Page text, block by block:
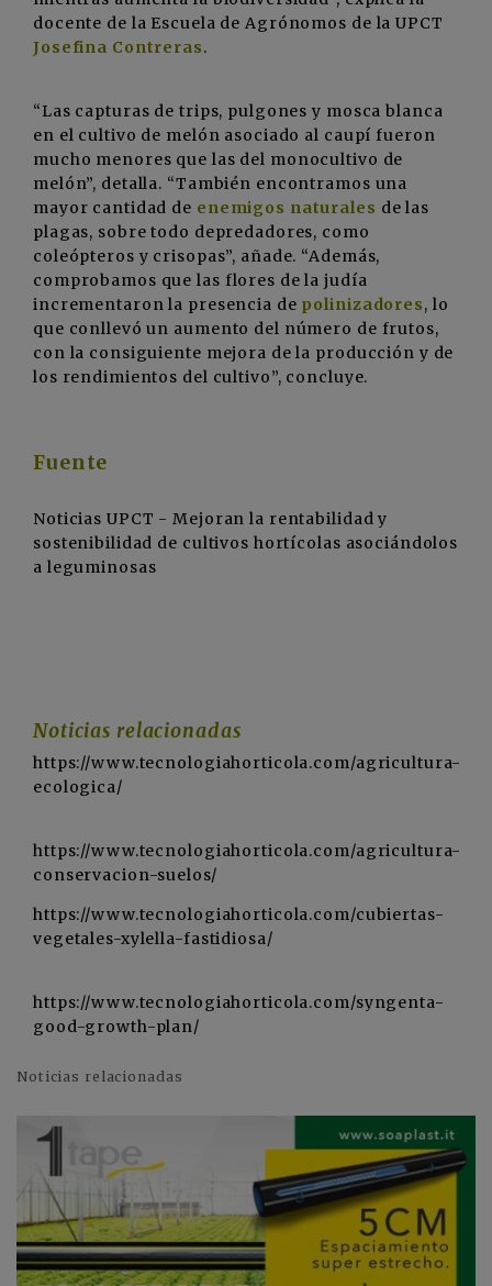
docente de la Escuela de Agrónomos de la UPCT
Josefina Contreras.
“Las capturas de trips, pulgones y mosca blanca
en el cultivo de melón asociado al caupí fueron
mucho menores que las del monocultivo de
melón”, detalla. “También encontramos una
mayor cantidad de enemigos naturales de las
plagas, sobre todo depredadores, como
coleópteros y crisopas”, añade. “Además,
comprobamos que las flores de la judía
incrementaron la presencia de polinizadores, lo
que conllevó un aumento del número de frutos,
con la consiguiente mejora de la producción y de
los rendimientos del cultivo”, concluye.
Fuente
Noticias UPCT - Mejoran la rentabilidad y
sostenibilidad de cultivos hortícolas asociándolos
a leguminosas
Noticias relacionadas
https://www.tecnologiahorticola.com/agricultura-
ecologica/
https://www.tecnologiahorticola.com/agricultura-
conservacion-suelos/
https://www.tecnologiahorticola.com/cubiertas-
vegetales-xylella-fastidiosa/
https://www.tecnologiahorticola.com/syngenta-
good-growth-plan/
Noticias relacionadas